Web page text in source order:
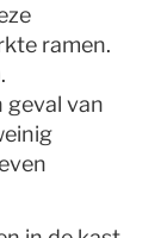
ramen.
geval van